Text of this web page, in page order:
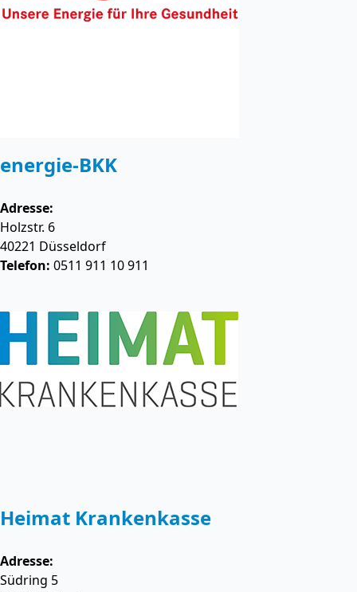
energie-BKK
Adresse:
Holzstr. 6
40221 Düsseldorf
Telefon: 0511 911 10 911
Heimat Krankenkasse
Adresse:
Südring 5